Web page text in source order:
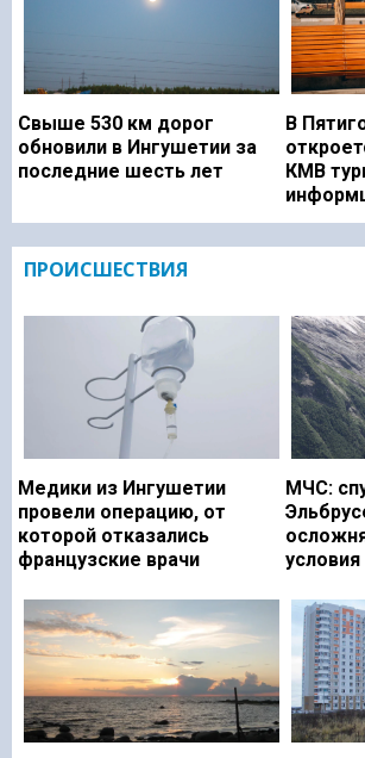
Свыше 530 км дорог
обновили в Ингушетии за
последние шесть лет
В
КМВ
ПРОИСШЕСТВИЯ
Медики из Ингушетии
провели операцию, от
которой отказались
французские врачи
МЧС:
условия